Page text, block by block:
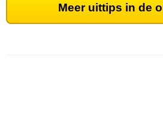
Meer uittips in de